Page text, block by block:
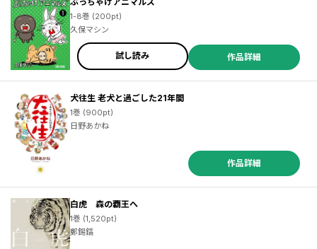
1-8巻 (200pt)
久保マシン
試し読み 作品詳細
犬往生 老犬と過ごした21年間
1巻 (900pt)
日野あかね
作品詳細
白虎 森の覇王へ
1巻 (1,520pt)
鄭錫鎬